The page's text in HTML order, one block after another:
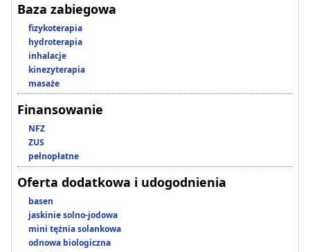
Baza zabiegowa
fizykoterapia
hydroterapia
inhalacje
kinezyterapia
masaże
Finansowanie
NFZ
ZUS
pełnopłatne
Oferta dodatkowa i udogodnienia
basen
jaskinie solno-jodowa
mini tężnia solankowa
odnowa biologiczna